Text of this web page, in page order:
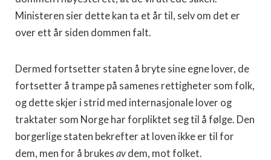
Ministeren sier dette kan ta et år til, selv om det er
over ett år siden dommen falt.
Dermed fortsetter staten å bryte sine egne lover, de
fortsetter å trampe på samenes rettigheter som folk,
og dette skjer i strid med internasjonale lover og
traktater som Norge har forpliktet seg til å følge. Den
borgerlige staten bekrefter at loven ikke er til for
dem, men for å brukes av dem, mot folket.